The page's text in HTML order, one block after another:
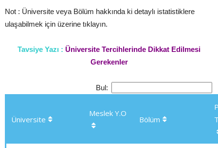
Not : Üniversite veya Bölüm hakkında ki detaylı istatistiklere
ulaşabilmek için üzerine tıklayın.
Tavsiye Yazı : Üniversite Tercihlerinde Dikkat Edilmesi
Gerekenler
Bul:
Üniversite
Meslek Y.O
Bölüm